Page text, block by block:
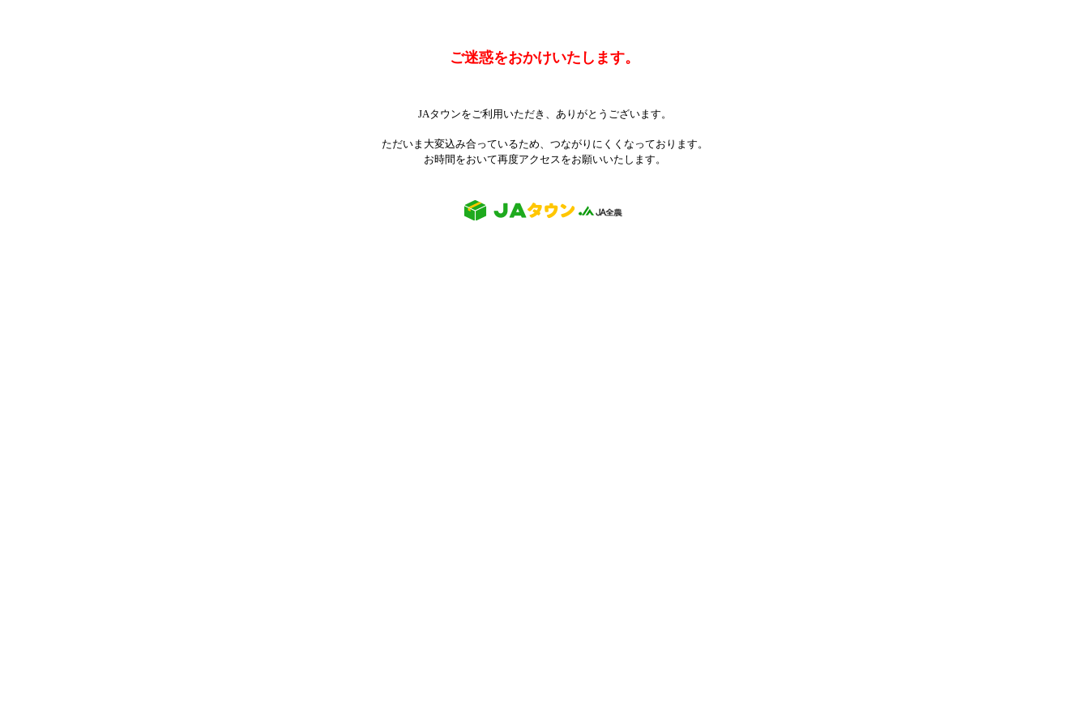
ご迷惑をおかけいたします。
JAタウンをご利用いただき、ありがとうございます。
ただいま大変込み合っているため、つながりにくくなっております。
お時間をおいて再度アクセスをお願いいたします。